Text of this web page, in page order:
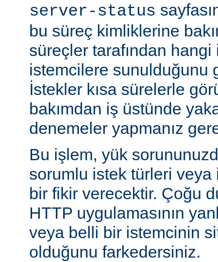
server-status
bu süreç kimliklerine
süreçler tarafından
istemcilere sunulduğunu
İstekler kısa sürelerle
bakımdan iş üstünde
denemeler yapmanız
Bu işlem, yük
sorumlu istek türleri veya
bir fikir verecektir. Çoğu
HTTP uygulamasının
veya belli bir istemcinin
olduğunu farkedersiniz.